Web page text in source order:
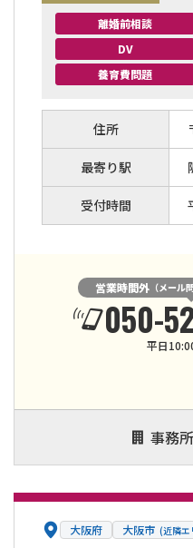
離婚前相談
DV
養育費問題
住所
最寄り駅
受付時間
営業時間外（メール
050-
平日
事務
大阪府 大阪市 (近隣エ